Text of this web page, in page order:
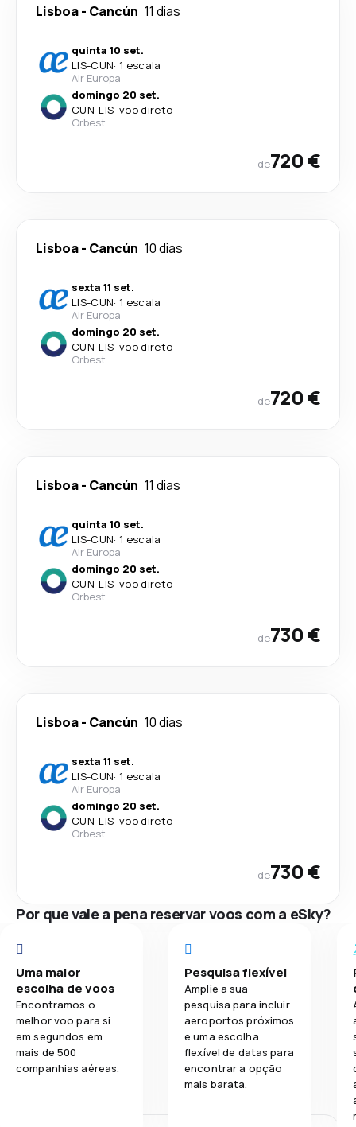
Lisboa- Cancún 11 dias
quinta 10 set.
LIS-CUN· 1 escala
Air Europa
domingo 20 set.
CUN-LIS· voo direto
Orbest
de720 €
Lisboa- Cancún 10 dias
sexta 11 set.
LIS-CUN· 1 escala
Air Europa
domingo 20 set.
CUN-LIS· voo direto
Orbest
de720 €
Lisboa- Cancún 11 dias
quinta 10 set.
LIS-CUN· 1 escala
Air Europa
domingo 20 set.
CUN-LIS· voo direto
Orbest
de730 €
Lisboa- Cancún 10 dias
sexta 11 set.
LIS-CUN· 1 escala
Air Europa
domingo 20 set.
CUN-LIS· voo direto
Orbest
de730 €
Por que vale a pena reservar voos com a eSky?
Uma maior
escolha de voos
Encontramos o
melhor voo para si
em segundos em
mais de 500
companhias aéreas.
Pesquisa flexível
Amplie a sua
pesquisa para incluir
aeroportos próximos
e uma escolha
flexível de datas para
encontrar a opção
mais barata.